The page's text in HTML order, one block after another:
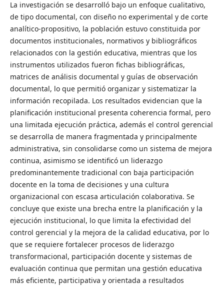
La investigación se desarrolló bajo un enfoque cualitativo,
de tipo documental, con diseño no experimental y de corte
analítico-propositivo, la población estuvo constituida por
documentos institucionales, normativos y bibliográficos
relacionados con la gestión educativa, mientras que los
instrumentos utilizados fueron fichas bibliográficas,
matrices de análisis documental y guías de observación
documental, lo que permitió organizar y sistematizar la
información recopilada. Los resultados evidencian que la
planificación institucional presenta coherencia formal, pero
una limitada ejecución práctica, además el control gerencial
se desarrolla de manera fragmentada y principalmente
administrativa, sin consolidarse como un sistema de mejora
continua, asimismo se identificó un liderazgo
predominantemente tradicional con baja participación
docente en la toma de decisiones y una cultura
organizacional con escasa articulación colaborativa. Se
concluye que existe una brecha entre la planificación y la
ejecución institucional, lo que limita la efectividad del
control gerencial y la mejora de la calidad educativa, por lo
que se requiere fortalecer procesos de liderazgo
transformacional, participación docente y sistemas de
evaluación continua que permitan una gestión educativa
más eficiente, participativa y orientada a resultados